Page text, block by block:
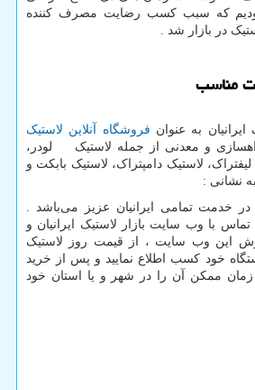
بودیم که سبب کسب رضایت مصرف کننده
در بازار شد .
مناسب
به عنوان فروشگاه آنلاین لاستیک
و معدنی از جمله لاستیک لودر،
لاستیک دامپتراک، لاستیک بابکت و
نشانی :
خدمت تمامی ایرانیان عزیز می‌باشد .
با وب سایت بازار لاستیک ایرانیان و
این وب سایت ، از قیمت روز لاستیک
خود کسب اطلاع نمایید و پس از خرید
زمان ممکن آن را در شهر و یا استان خود